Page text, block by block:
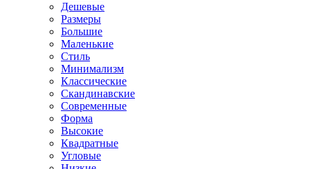
Дешевые
Размеры
Большие
Маленькие
Стиль
Минимализм
Классические
Скандинавские
Современные
Форма
Высокие
Квадратные
Угловые